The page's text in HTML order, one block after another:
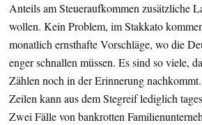
Anteils am Steueraufkommen zusätzliche
wollen. Kein Problem, im Stakkato
monatlich ernsthafte Vorschläge, wo die
enger schnallen müssen. Es sind so viele,
Zählen noch in der Erinnerung
Zeilen kann aus dem Stegreif lediglich
Zwei Fälle von bankrotten